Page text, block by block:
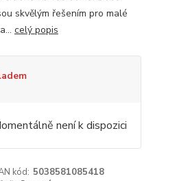
skvělým řešením pro malé
celý popis
není k dispozici
kód: 5038581085418